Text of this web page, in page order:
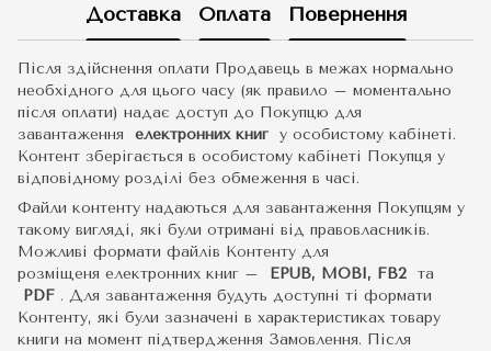
Доставка Оплата Повернення
Після здійснення оплати Продавець в межах нормально
необхідного для цього часу (як правило – моментально
після оплати) надає доступ до Покупцю для
завантаження електронних книг у особистому кабінеті.
Контент зберігається в особистому кабінеті Покупця у
відповідному розділі без обмеження в часі.
Файли контенту надаються для завантаження Покупцям у
такому вигляді, які були отримані від правовласників.
Можливі формати файлів Контенту для
розміщеня електронних книг –
EPUB, MOBI, FB2 та
PDF . Для завантаження будуть доступні ті формати
Контенту, які були зазначені в характеристиках товару
книги на момент підтвердження Замовлення. Після